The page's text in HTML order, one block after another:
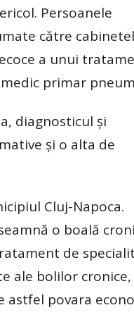
Persoanele
către
a unui
primar
diagnosticul şi
şi o alta de
Cluj-Napoca.
o boală
de
ale bolilor
povara